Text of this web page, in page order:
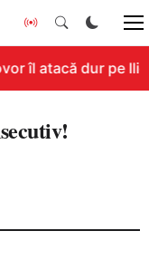
îl atacă dur pe